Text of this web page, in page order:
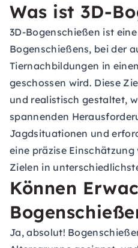
Was ist 3D-
3D-Bogenschießen ist
Bogenschießens, bei der
Tiernachbildungen in
geschossen wird. Diese
und realistisch gestaltet,
spannenden
Jagdsituationen und
eine präzise
Zielen in
Können
Ja, absolut!